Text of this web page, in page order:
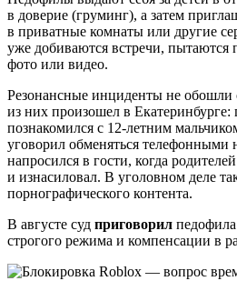
в доверие (груминг), а затем
в приватные комнаты или другие
уже добиваются встречи, пытаются
фото или видео.
Резонансные инциденты не
из них произошел в
познакомился с 12-летним
уговорил обменяться телефонными
напросился в гости, когда
и изнасиловал. В уголовном деле
порнографического контента.
В августе суд приговорил
строгого режима и компенсации в